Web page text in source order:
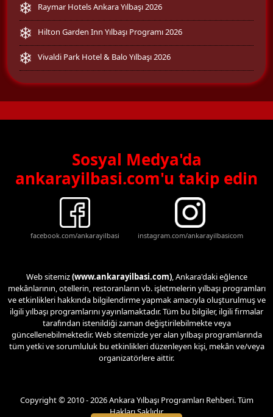
Raymar Hotels Ankara Yılbaşı 2026
Hilton Garden Inn Yılbaşı Programı 2026
Vivaldi Park Hotel & Balo Yılbaşı 2026
Sosyal Medya'da
ankarayilbasi.com'u takip edin
facebook.com/ankarayilbasi instagram.com/ankarayilbasicom
Web sitemiz(www.ankarayilbasi.com), Ankara'daki eğlence
mekânlarının, otellerin, restoranların vb. işletmelerin yılbaşı programları
ve etkinlikleri hakkında bilgilendirme yapmak amacıyla oluşturulmuş ve
ilgili yılbaşı programlarını yayınlamaktadır. Tüm bu bilgiler, ilgili firmalar
tarafından istenildiği zaman değiştirilebilmekte veya
güncellenebilmektedir. Web sitemizde yer alan yılbaşı programlarında
tüm yetki ve sorumluluk bu etkinlikleri düzenleyen kişi, mekân ve/veya
organizatörlere aittir.
Copyright © 2010 - 2026 Ankara Yılbaşı Programları Rehberi. Tüm
Hakları Saklıdır.